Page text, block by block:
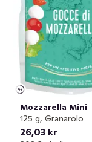
Mozzarella Mini
125 g, Granarolo
26,03 kr